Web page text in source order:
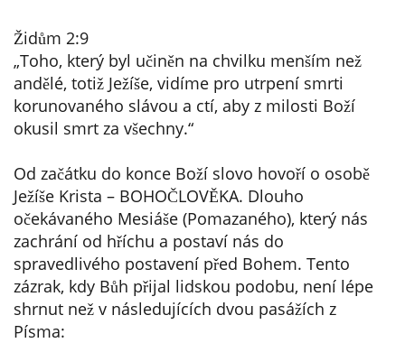
Židům 2:9
„Toho, který byl učiněn na chvilku menším než
andělé, totiž Ježíše, vidíme pro utrpení smrti
korunovaného slávou a ctí, aby z milosti Boží
okusil smrt za všechny.“
Od začátku do konce Boží slovo hovoří o osobě
Ježíše Krista – BOHOČLOVĚKA. Dlouho
očekávaného Mesiáše (Pomazaného), který nás
zachrání od hříchu a postaví nás do
spravedlivého postavení před Bohem. Tento
zázrak, kdy Bůh přijal lidskou podobu, není lépe
shrnut než v následujících dvou pasážích z
Písma: